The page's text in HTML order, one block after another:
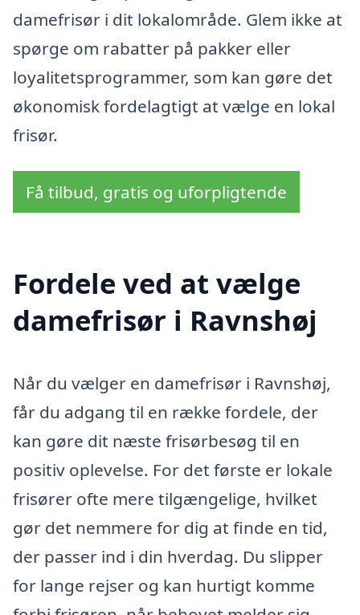
damefrisør i dit lokalområde. Glem ikke at
spørge om rabatter på pakker eller
loyalitetsprogrammer, som kan gøre det
økonomisk fordelagtigt at vælge en lokal
frisør.
Få tilbud, gratis og uforpligtende
Fordele ved at vælge
damefrisør i Ravnshøj
Når du vælger en damefrisør i Ravnshøj,
får du adgang til en række fordele, der
kan gøre dit næste frisørbesøg til en
positiv oplevelse. For det første er lokale
frisører ofte mere tilgængelige, hvilket
gør det nemmere for dig at finde en tid,
der passer ind i din hverdag. Du slipper
for lange rejser og kan hurtigt komme